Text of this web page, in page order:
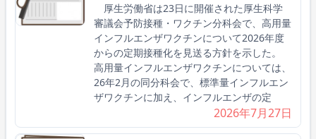
厚生労働省は23日に開催された厚生科学
審議会予防接種・ワクチン分科会で、高用量
インフルエンザワクチンについて2026年度
からの定期接種化を見送る方針を示した。
高用量インフルエンザワクチンについては、
26年2月の同分科会で、標準量インフルエン
ザワクチンに加え、インフルエンザの定
2026年7月27日